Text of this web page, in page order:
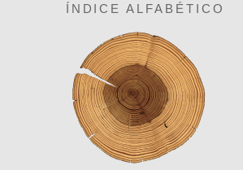
ÍNDICE ALFABÉTICO